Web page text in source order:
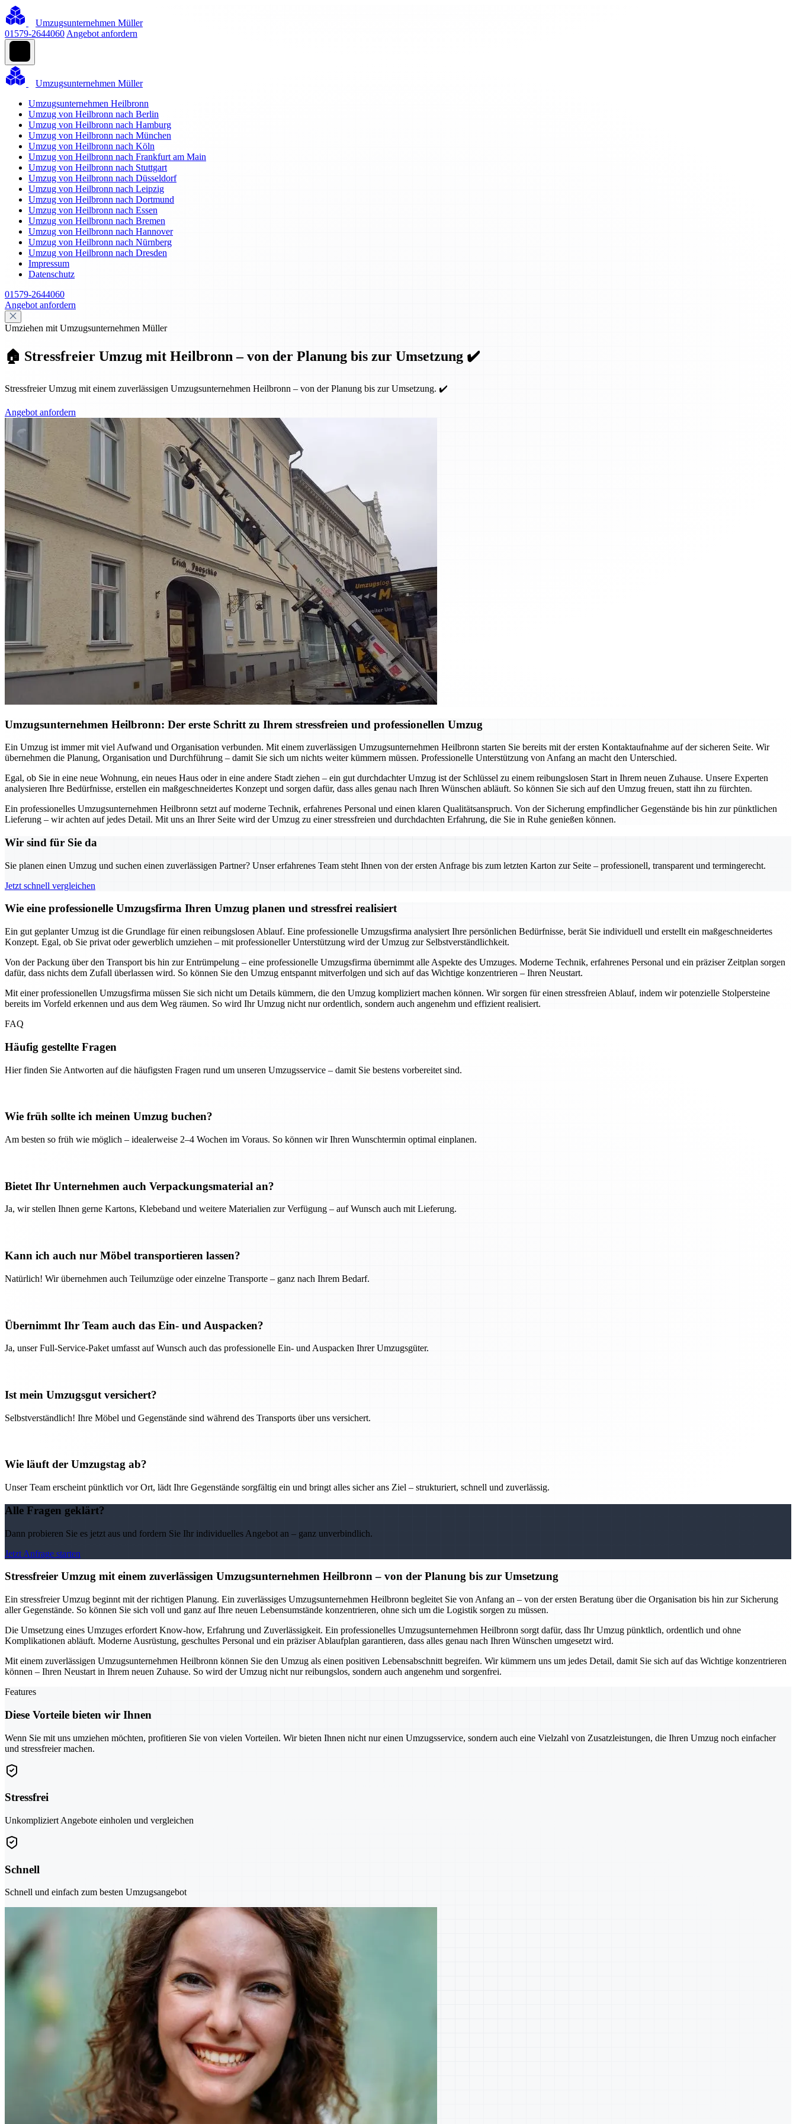
Umzugsunternehmen Müller
01579-2644060 Angebot anfordern
Umzugsunternehmen Müller
Umzugsunternehmen Heilbronn
Umzug von Heilbronn nach Berlin
Umzug von Heilbronn nach Hamburg
Umzug von Heilbronn nach München
Umzug von Heilbronn nach Köln
Umzug von Heilbronn nach Frankfurt am Main
Umzug von Heilbronn nach Stuttgart
Umzug von Heilbronn nach Düsseldorf
Umzug von Heilbronn nach Leipzig
Umzug von Heilbronn nach Dortmund
Umzug von Heilbronn nach Essen
Umzug von Heilbronn nach Bremen
Umzug von Heilbronn nach Hannover
Umzug von Heilbronn nach Nürnberg
Umzug von Heilbronn nach Dresden
Impressum
Datenschutz
01579-2644060
Angebot anfordern
Umziehen mit Umzugsunternehmen Müller
🏠 Stressfreier Umzug mit Heilbronn – von der Planung bis zur Umsetzung ✔️
Stressfreier Umzug mit einem zuverlässigen Umzugsunternehmen Heilbronn – von der Planung bis zur Umsetzung. ✔️
Angebot anfordern
Umzugsunternehmen Heilbronn: Der erste Schritt zu Ihrem stressfreien und professionellen Umzug
Ein Umzug ist immer mit viel Aufwand und Organisation verbunden. Mit einem zuverlässigen Umzugsunternehmen Heilbronn starten Sie bereits mit der ersten Kontaktaufnahme auf der sicheren Seite. Wir
übernehmen die Planung, Organisation und Durchführung – damit Sie sich um nichts weiter kümmern müssen. Professionelle Unterstützung von Anfang an macht den Unterschied.
Egal, ob Sie in eine neue Wohnung, ein neues Haus oder in eine andere Stadt ziehen – ein gut durchdachter Umzug ist der Schlüssel zu einem reibungslosen Start in Ihrem neuen Zuhause. Unsere Experten
analysieren Ihre Bedürfnisse, erstellen ein maßgeschneidertes Konzept und sorgen dafür, dass alles genau nach Ihren Wünschen abläuft. So können Sie sich auf den Umzug freuen, statt ihn zu fürchten.
Ein professionelles Umzugsunternehmen Heilbronn setzt auf moderne Technik, erfahrenes Personal und einen klaren Qualitätsanspruch. Von der Sicherung empfindlicher Gegenstände bis hin zur pünktlichen
Lieferung – wir achten auf jedes Detail. Mit uns an Ihrer Seite wird der Umzug zu einer stressfreien und durchdachten Erfahrung, die Sie in Ruhe genießen können.
Wir sind für Sie da
Sie planen einen Umzug und suchen einen zuverlässigen Partner? Unser erfahrenes Team steht Ihnen von der ersten Anfrage bis zum letzten Karton zur Seite – professionell, transparent und termingerecht.
Jetzt schnell vergleichen
Wie eine professionelle Umzugsfirma Ihren Umzug planen und stressfrei realisiert
Ein gut geplanter Umzug ist die Grundlage für einen reibungslosen Ablauf. Eine professionelle Umzugsfirma analysiert Ihre persönlichen Bedürfnisse, berät Sie individuell und erstellt ein maßgeschneidertes
Konzept. Egal, ob Sie privat oder gewerblich umziehen – mit professioneller Unterstützung wird der Umzug zur Selbstverständlichkeit.
Von der Packung über den Transport bis hin zur Entrümpelung – eine professionelle Umzugsfirma übernimmt alle Aspekte des Umzuges. Moderne Technik, erfahrenes Personal und ein präziser Zeitplan sorgen
dafür, dass nichts dem Zufall überlassen wird. So können Sie den Umzug entspannt mitverfolgen und sich auf das Wichtige konzentrieren – Ihren Neustart.
Mit einer professionellen Umzugsfirma müssen Sie sich nicht um Details kümmern, die den Umzug kompliziert machen können. Wir sorgen für einen stressfreien Ablauf, indem wir potenzielle Stolpersteine
bereits im Vorfeld erkennen und aus dem Weg räumen. So wird Ihr Umzug nicht nur ordentlich, sondern auch angenehm und effizient realisiert.
FAQ
Häufig gestellte Fragen
Hier finden Sie Antworten auf die häufigsten Fragen rund um unseren Umzugsservice – damit Sie bestens vorbereitet sind.
Wie früh sollte ich meinen Umzug buchen?
Am besten so früh wie möglich – idealerweise 2–4 Wochen im Voraus. So können wir Ihren Wunschtermin optimal einplanen.
Bietet Ihr Unternehmen auch Verpackungsmaterial an?
Ja, wir stellen Ihnen gerne Kartons, Klebeband und weitere Materialien zur Verfügung – auf Wunsch auch mit Lieferung.
Kann ich auch nur Möbel transportieren lassen?
Natürlich! Wir übernehmen auch Teilumzüge oder einzelne Transporte – ganz nach Ihrem Bedarf.
Übernimmt Ihr Team auch das Ein- und Auspacken?
Ja, unser Full-Service-Paket umfasst auf Wunsch auch das professionelle Ein- und Auspacken Ihrer Umzugsgüter.
Ist mein Umzugsgut versichert?
Selbstverständlich! Ihre Möbel und Gegenstände sind während des Transports über uns versichert.
Wie läuft der Umzugstag ab?
Unser Team erscheint pünktlich vor Ort, lädt Ihre Gegenstände sorgfältig ein und bringt alles sicher ans Ziel – strukturiert, schnell und zuverlässig.
Alle Fragen geklärt?
Dann probieren Sie es jetzt aus und fordern Sie Ihr individuelles Angebot an – ganz unverbindlich.
Jetzt Anfrage starten
Stressfreier Umzug mit einem zuverlässigen Umzugsunternehmen Heilbronn – von der Planung bis zur Umsetzung
Ein stressfreier Umzug beginnt mit der richtigen Planung. Ein zuverlässiges Umzugsunternehmen Heilbronn begleitet Sie von Anfang an – von der ersten Beratung über die Organisation bis hin zur Sicherung
aller Gegenstände. So können Sie sich voll und ganz auf Ihre neuen Lebensumstände konzentrieren, ohne sich um die Logistik sorgen zu müssen.
Die Umsetzung eines Umzuges erfordert Know-how, Erfahrung und Zuverlässigkeit. Ein professionelles Umzugsunternehmen Heilbronn sorgt dafür, dass Ihr Umzug pünktlich, ordentlich und ohne
Komplikationen abläuft. Moderne Ausrüstung, geschultes Personal und ein präziser Ablaufplan garantieren, dass alles genau nach Ihren Wünschen umgesetzt wird.
Mit einem zuverlässigen Umzugsunternehmen Heilbronn können Sie den Umzug als einen positiven Lebensabschnitt begreifen. Wir kümmern uns um jedes Detail, damit Sie sich auf das Wichtige konzentrieren
können – Ihren Neustart in Ihrem neuen Zuhause. So wird der Umzug nicht nur reibungslos, sondern auch angenehm und sorgenfrei.
Features
Diese Vorteile bieten wir Ihnen
Wenn Sie mit uns umziehen möchten, profitieren Sie von vielen Vorteilen. Wir bieten Ihnen nicht nur einen Umzugsservice, sondern auch eine Vielzahl von Zusatzleistungen, die Ihren Umzug noch einfacher
und stressfreier machen.
Stressfrei
Unkompliziert Angebote einholen und vergleichen
Schnell
Schnell und einfach zum besten Umzugsangebot